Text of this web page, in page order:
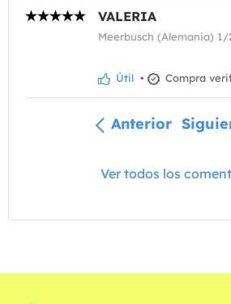
VALERIA
Meerbusch (Alemania)
Útil • Compra
Anterior
Ver todos los